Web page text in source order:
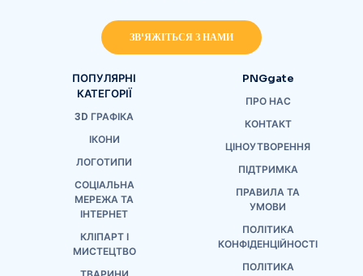
ЗВ'ЯЖІТЬСЯ З НАМИ
ПОПУЛЯРНІ
КАТЕГОРІЇ
3D ГРАФІКА
ІКОНИ
ЛОГОТИПИ
СОЦІАЛЬНА
МЕРЕЖА ТА
ІНТЕРНЕТ
КЛІПАРТ І
МИСТЕЦТВО
PNGgate
ПРО НАС
КОНТАКТ
ЦІНОУТВОРЕННЯ
ПІДТРИМКА
ПРАВИЛА ТА
УМОВИ
ПОЛІТИКА
КОНФІДЕНЦІЙНОСТІ
ПОЛІТИКА